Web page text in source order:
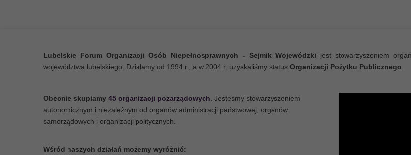
Lubelskie Forum Organizacji Osób Niepełnosprawnych - Sejmik Wojewódzki jest stowarzyszeniem
województwa lubelskiego. Działamy od 1994 r., a w 2004 r. uzyskaliśmy status Organizacji Pożytku Publicznego.
Obecnie skupiamy 45 organizacji pozarządowych. Jesteśmy stowarzyszeniem
autonomicznym i niezależnym od organów administracji państwowej, organów
samorządowych i organizacji politycznych.
Wśród naszych działań możemy wyróżnić: